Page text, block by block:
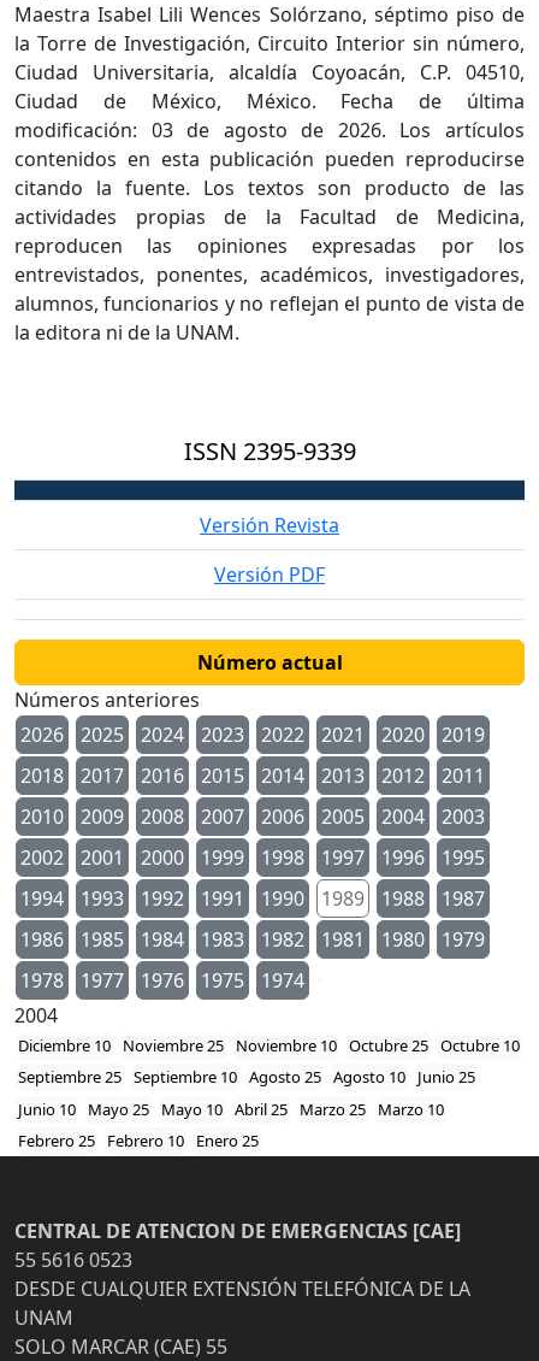
Maestra Isabel Lili Wences Solórzano, séptimo piso de
la Torre de Investigación, Circuito Interior sin número,
Ciudad Universitaria, alcaldía Coyoacán, C.P. 04510,
Ciudad de México, México. Fecha de última
modificación: 03 de agosto de 2026. Los artículos
contenidos en esta publicación pueden reproducirse
citando la fuente. Los textos son producto de las
actividades propias de la Facultad de Medicina,
reproducen las opiniones expresadas por los
entrevistados, ponentes, académicos, investigadores,
alumnos, funcionarios y no reflejan el punto de vista de
la editora ni de la UNAM.
ISSN 2395-9339
Versión Revista
Versión PDF
Número actual
Números anteriores
2026
2025 2024 2023 2022 2021 2020
2019
2018
2017 2016 2015 2014 2013 2012
2011
2010
2009 2008 2007 2006 2005 2004
2003
2002
2001 2000 1999 1998 1997 1996
1995
1994
1993 1992 1991 1990 1989 1988
1987
1986
1985 1984 1983 1982 1981 1980
1979
1978
1977 1976 1975
1974
2004
Diciembre 10 Noviembre 25 Noviembre 10 Octubre 25 Octubre 10
Septiembre 25 Septiembre 10 Agosto 25 Agosto 10
Junio 25
Junio 10
Mayo 25 Mayo 10 Abril 25 Marzo 25
Marzo 10
Febrero 25
Febrero 10 Enero 25
CENTRAL DE ATENCION DE EMERGENCIAS [CAE]
55 5616 0523
DESDE CUALQUIER EXTENSIÓN TELEFÓNICA DE LA
UNAM
SOLO MARCAR (CAE) 55